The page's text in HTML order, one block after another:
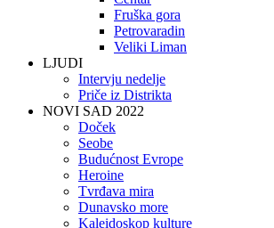
Fruška gora
Petrovaradin
Veliki Liman
LJUDI
Intervju nedelje
Priče iz Distrikta
NOVI SAD 2022
Doček
Seobe
Budućnost Evrope
Heroine
Tvrđava mira
Dunavsko more
Kaleidoskop kulture